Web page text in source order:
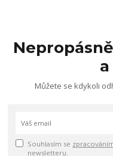
Můžete se kdykoli
Souhlasím se
newsletteru.